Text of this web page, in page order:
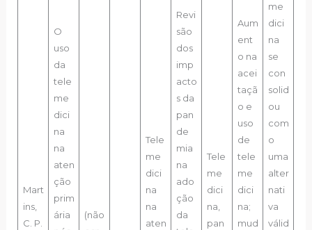
Mart
ins,
C. P.
O
uso
da
tele
me
dici
na
na
aten
ção
prim
ária
(não
Tele
me
dici
na
na
aten
Revi
são
dos
imp
acto
s da
pan
de
mia
na
ado
ção
da
Tele
me
dici
na,
pan
Aum
ent
o na
acei
taçã
o e
uso
de
tele
me
dici
na;
mud
me
dici
na
se
con
solid
ou
com
o
uma
alter
nati
va
válid